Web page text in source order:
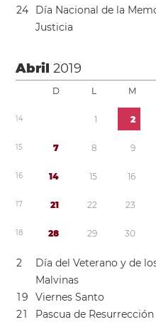
24
Día Nacional de la
Justicia
Abril2019
D L M
14 1 2
15 7 8 9
16 14 15 16
17 21 22 23
18 28 29 30
2
Día del Veterano y de
Malvinas
19
Viernes Santo
21 Pascua de Resurrección